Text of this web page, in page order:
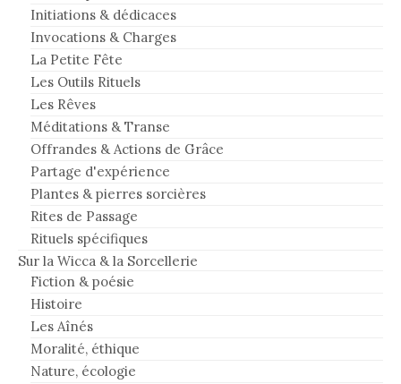
Initiations & dédicaces
Invocations & Charges
La Petite Fête
Les Outils Rituels
Les Rêves
Méditations & Transe
Offrandes & Actions de Grâce
Partage d'expérience
Plantes & pierres sorcières
Rites de Passage
Rituels spécifiques
Sur la Wicca & la Sorcellerie
Fiction & poésie
Histoire
Les Aînés
Moralité, éthique
Nature, écologie